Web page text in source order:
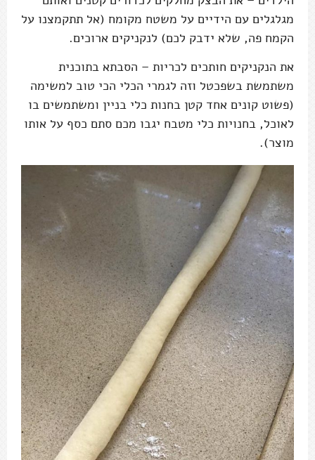
מגלגלים עם הידיים על משטח מקומח (אל תתקמצנו על
הקמח פה, שלא ידבק לכם) לנקניקים ארוכים.
את הנקניקים חותכים לכריות – הסבתא בתוכנית
משתמשת בשפכטל וזה לגמרי הכלי הכי טוב למשימה
(פשוט קונים אחד קטן בחנות כלי בניין ומשתמשים בו
לאוכל, בחנויות כלי מטבח יגבו מכם סתם כסף על אותו
מוצר).